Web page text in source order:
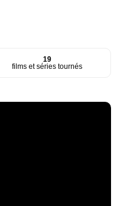
19
films et séries tournés